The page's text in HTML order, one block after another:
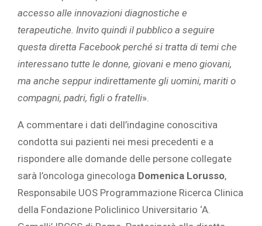
accesso alle innovazioni diagnostiche e
terapeutiche. Invito quindi il pubblico a seguire
questa diretta Facebook perché si tratta di temi che
interessano tutte le donne, giovani e meno giovani,
ma anche seppur indirettamente gli uomini, mariti o
compagni, padri, figli o fratelli».
A commentare i dati dell’indagine conoscitiva
condotta sui pazienti nei mesi precedenti e a
rispondere alle domande delle persone collegate
sarà l’oncologa ginecologa Domenica Lorusso,
Responsabile UOS Programmazione Ricerca Clinica
della Fondazione Policlinico Universitario ‘A.